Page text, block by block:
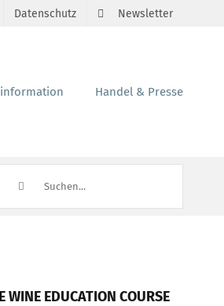
Datenschutz Newsletter
Handel & Presse
WINE EDUCATION COURSE